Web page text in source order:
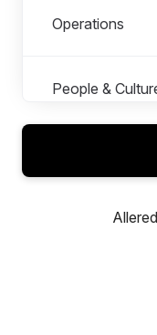
Operations
People &
Regnskap og
Teknologi &